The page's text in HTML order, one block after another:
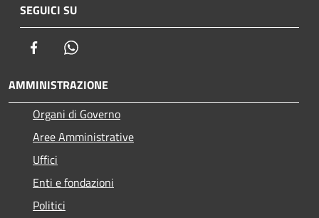
SEGUICI SU
Facebook
AMMINISTRAZIONE
Organi di Governo
Aree Amministrative
Uffici
Enti e fondazioni
Politici